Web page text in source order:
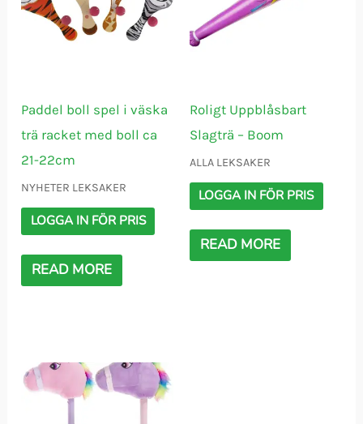
Paddel boll spel i väska
trä racket med boll ca
21-22cm
NYHETER LEKSAKER
LOGGA IN FÖR PRIS
READ MORE
Roligt Uppblåsbart
Slagträ – Boom
ALLA LEKSAKER
LOGGA IN FÖR PRIS
READ MORE